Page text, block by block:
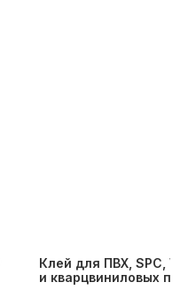
Клей для ПВХ, SPC,
и кварцвиниловых